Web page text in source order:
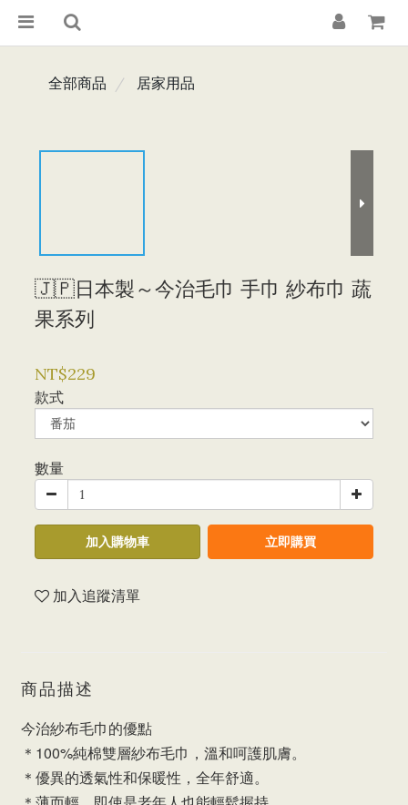
全部商品 居家用品
🇯🇵日本製～今治毛巾 手巾 紗布巾 蔬
果系列
NT$229
款式
數量
加入購物車 立即購買
加入追蹤清單
商品描述
今治紗布毛巾的優點
＊100%純棉雙層紗布毛巾，溫和呵護肌膚。
＊優異的透氣性和保暖性，全年舒適。